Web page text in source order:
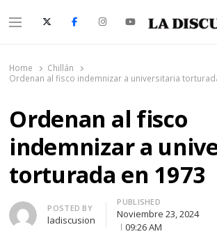
Menu
Home
Chillán
Ordenan al fisco indemnizar a universitaria
Ordenan al fisco
indemnizar a
torturada en 1973
Author
POSTED BY
ladiscusion
PUBLISHED
Noviembre 23, 2024
09:26 AM